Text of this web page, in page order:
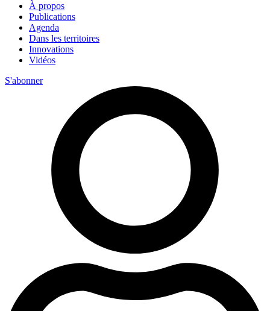
À propos
Publications
Agenda
Dans les territoires
Innovations
Vidéos
S'abonner